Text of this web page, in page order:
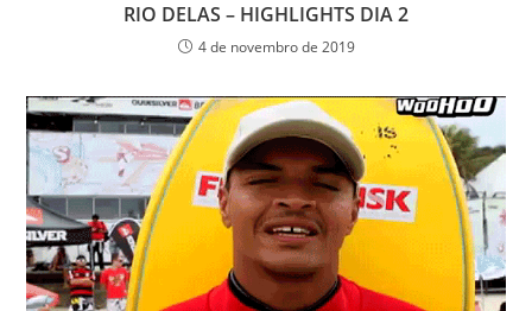
RIO DELAS – HIGHLIGHTS DIA 2
4 de novembro de 2019